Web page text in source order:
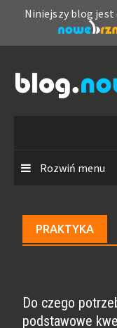
Niniejszy blog
content
Rozwiń menu
PRAKTYKA
Do czego
podstawowe